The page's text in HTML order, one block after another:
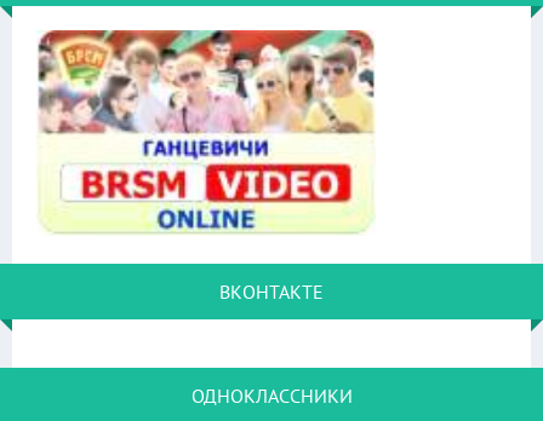
ВКОНТАКТЕ
ОДНОКЛАССНИКИ